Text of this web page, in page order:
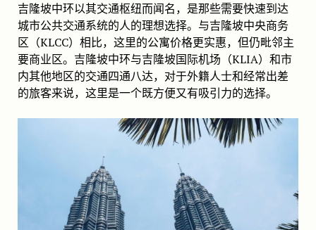
吉隆坡中环以其交通枢纽而闻名，是那些需要快速到达
城市公共交通系统的人的理想选择。与吉隆坡中央商务
区（KLCC）相比，这里的公寓价格更实惠，但仍毗邻主
要商业区。吉隆坡中环与吉隆坡国际机场（KLIA）和市
内其他地区的交通四通八达，对于外籍人士和经常出差
的旅客来说，这里是一个既方便又有吸引力的选择。